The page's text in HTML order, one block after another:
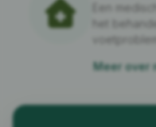
Een
het
Meer over